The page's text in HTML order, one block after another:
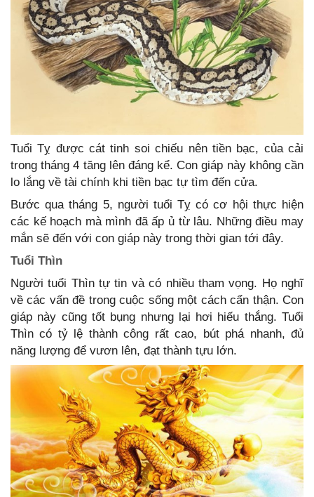
Tuổi Tỵ được cát tinh soi chiếu nên tiền bạc, của cải
trong tháng 4 tăng lên đáng kể. Con giáp này không cần
lo lắng về tài chính khi tiền bạc tự tìm đến cửa.
Bước qua tháng 5, người tuổi Tỵ có cơ hội thực hiện
các kế hoạch mà mình đã ấp ủ từ lâu. Những điều may
mắn sẽ đến với con giáp này trong thời gian tới đây.
Tuổi Thìn
Người tuổi Thìn tự tin và có nhiều tham vọng. Họ nghĩ
về các vấn đề trong cuộc sống một cách cẩn thận. Con
giáp này cũng tốt bụng nhưng lại hơi hiếu thắng. Tuổi
Thìn có tỷ lệ thành công rất cao, bút phá nhanh, đủ
năng lượng để vươn lên, đạt thành tựu lớn.